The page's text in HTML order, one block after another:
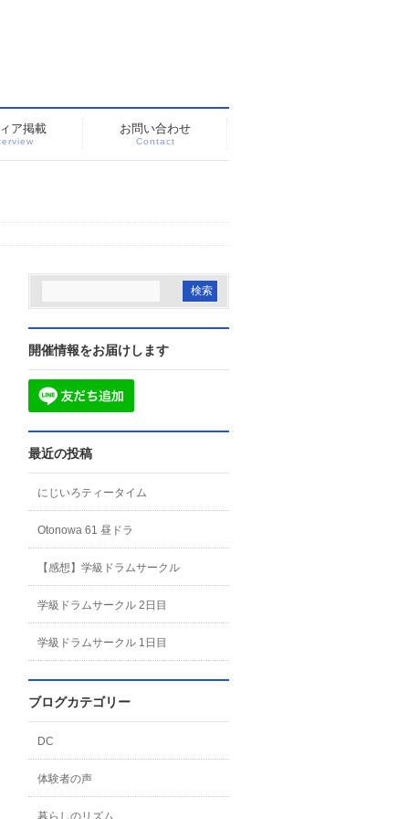
ア掲載 お問い合わせ
Contact
開催情報をお届けします
最近の投稿
にじいろティータイム
Otonowa 61 昼ドラ
【感想】学級ドラムサークル
学級ドラムサークル 2日目
学級ドラムサークル 1日目
ブログカテゴリー
DC
体験者の声
暮らしのリズム